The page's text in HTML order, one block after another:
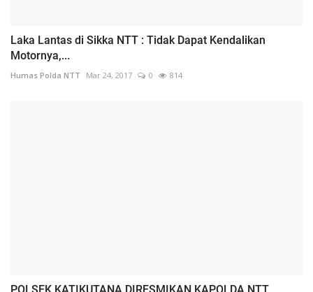
Laka Lantas di Sikka NTT : Tidak Dapat Kendalikan
Motornya,...
Humas Polda NTT Mar 24, 2017 0 814
POLSEK KATIKUTANA DIRESMIKAN KAPOLDA NTT